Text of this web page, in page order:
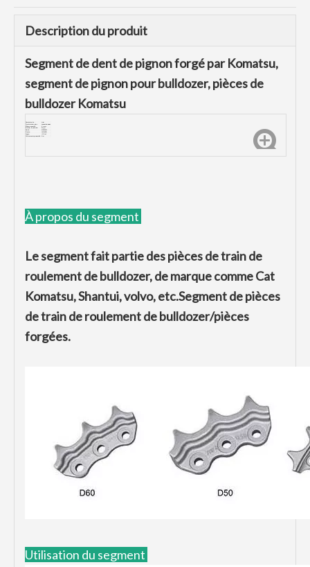
Description du produit
Segment de dent de pignon forgé par Komatsu,
segment de pignon pour bulldozer, pièces de
bulldozer Komatsu
Processus de production:
Forger
≥20J/cm
À propos du segment
Le segment fait partie des pièces de train de
roulement de bulldozer, de marque comme Cat
Komatsu, Shantui, volvo, etc.Segment de pièces
de train de roulement de bulldozer/pièces
forgées.
Utilisation du segment